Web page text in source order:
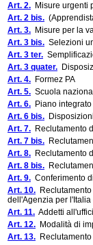
Art. 2. Misure urgenti
Art. 2 bis.
Art. 3. Misure per la
Art. 3 bis. Selezioni
Art. 3 ter.
Art. 3 quater.
Art. 4. Formez PA
Art. 5. Scuola
Art. 6. Piano
Art. 6 bis.
Art. 7. Reclutamento
Art. 7 bis.
Art. 8. Reclutamento
Art. 8 bis.
Art. 9. Conferimento
Art. 10.
dell'Agenzia per l'Italia
Art. 11. Addetti
Art. 12. Modalità di
Art. 13.